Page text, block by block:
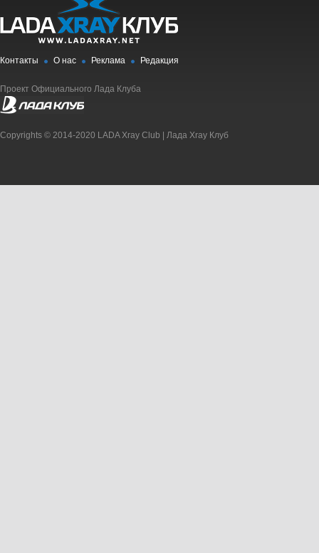
Контакты О нас Реклама Редакция
Проект Официального Лада Клуба
Copyrights © 2014-2020 LADA Xray Club | Лада Xray Клуб